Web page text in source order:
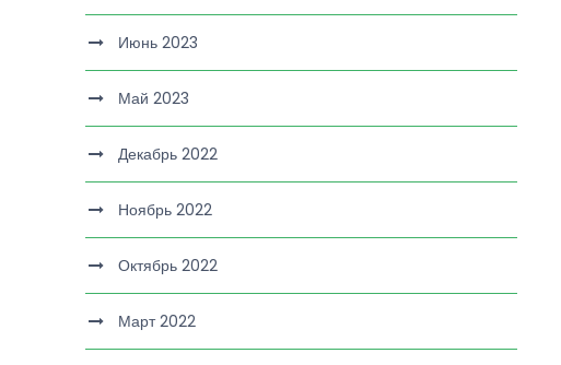
Июнь 2023
Май 2023
Декабрь 2022
Ноябрь 2022
Октябрь 2022
Март 2022